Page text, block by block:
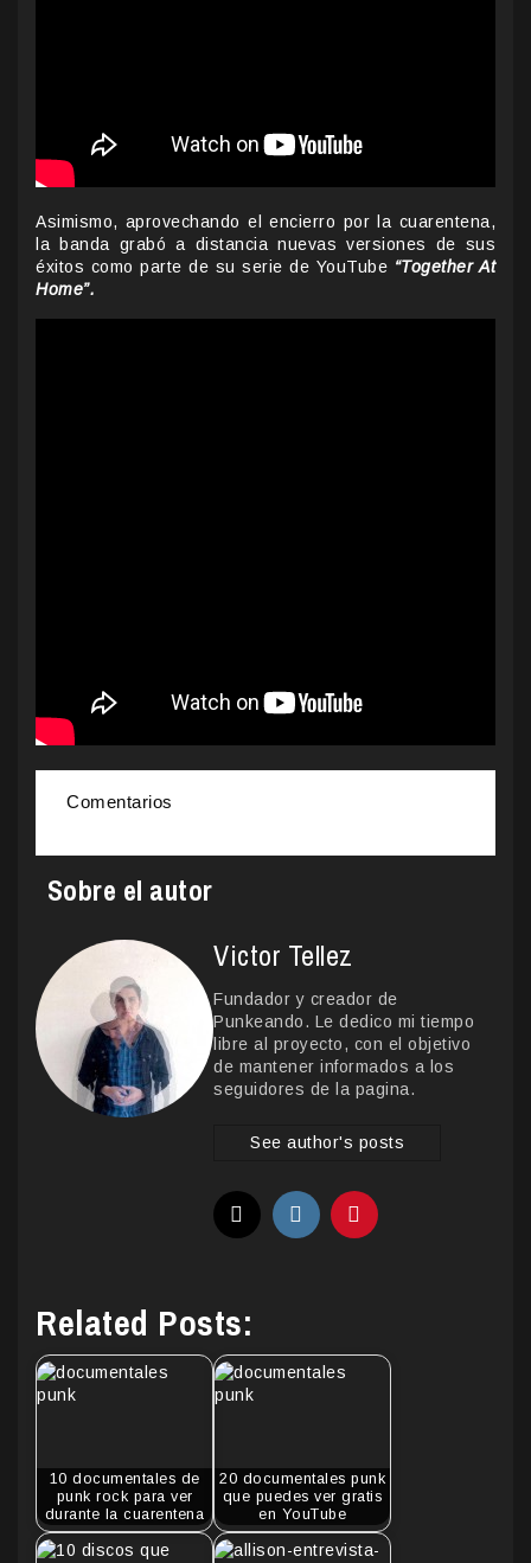
Asimismo, aprovechando el encierro por la cuarentena,
la banda grabó a distancia nuevas versiones de sus
éxitos como parte de su serie de YouTube “Together At
Home”.
Comentarios
Sobre el autor
Victor Tellez
Fundador y creador de
Punkeando. Le dedico mi tiempo
libre al proyecto, con el objetivo
de mantener informados a los
seguidores de la pagina.
See author's posts
Related Posts:
10 documentales de
punk rock para ver
durante la cuarentena
20 documentales punk
que puedes ver gratis
en YouTube